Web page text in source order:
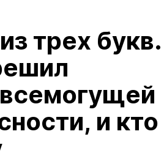
трех букв.
всемогущей
и кто